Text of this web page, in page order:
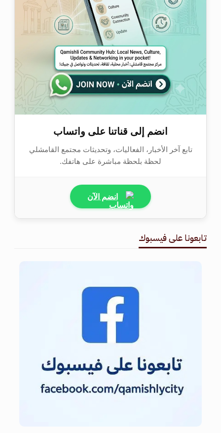
انضم إلى قناتنا على واتساب
تابع آخر الأخبار، الفعاليات، وتحديثات مجتمع القامشلي
لحظة بلحظة مباشرة على هاتفك.
انضم الآن
تابعونا على فيسبوك